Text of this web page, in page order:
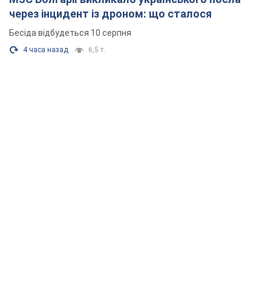
через інцидент із дроном: що сталося
Бесіда відбудеться 10 серпня
4 часа назад 6,5 т.